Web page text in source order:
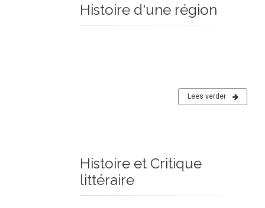
Histoire d'une région
Lees verder
Histoire et Critique
littéraire